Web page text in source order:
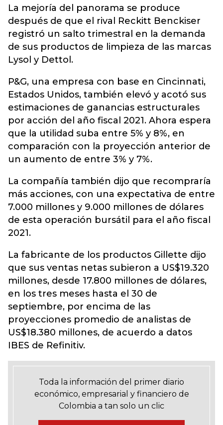
La mejoría del panorama se produce
después de que el rival Reckitt Benckiser
registró un salto trimestral en la demanda
de sus productos de limpieza de las marcas
Lysol y Dettol.
P&G, una empresa con base en Cincinnati,
Estados Unidos, también elevó y acotó sus
estimaciones de ganancias estructurales
por acción del año fiscal 2021. Ahora espera
que la utilidad suba entre 5% y 8%, en
comparación con la proyección anterior de
un aumento de entre 3% y 7%.
La compañía también dijo que recompraría
más acciones, con una expectativa de entre
7.000 millones y 9.000 millones de dólares
de esta operación bursátil para el año fiscal
2021.
La fabricante de los productos Gillette dijo
que sus ventas netas subieron a US$19.320
millones, desde 17.800 millones de dólares,
en los tres meses hasta el 30 de
septiembre, por encima de las
proyecciones promedio de analistas de
US$18.380 millones, de acuerdo a datos
IBES de Refinitiv.
Toda la información del primer diario
económico, empresarial y financiero de
Colombia a tan solo un clic